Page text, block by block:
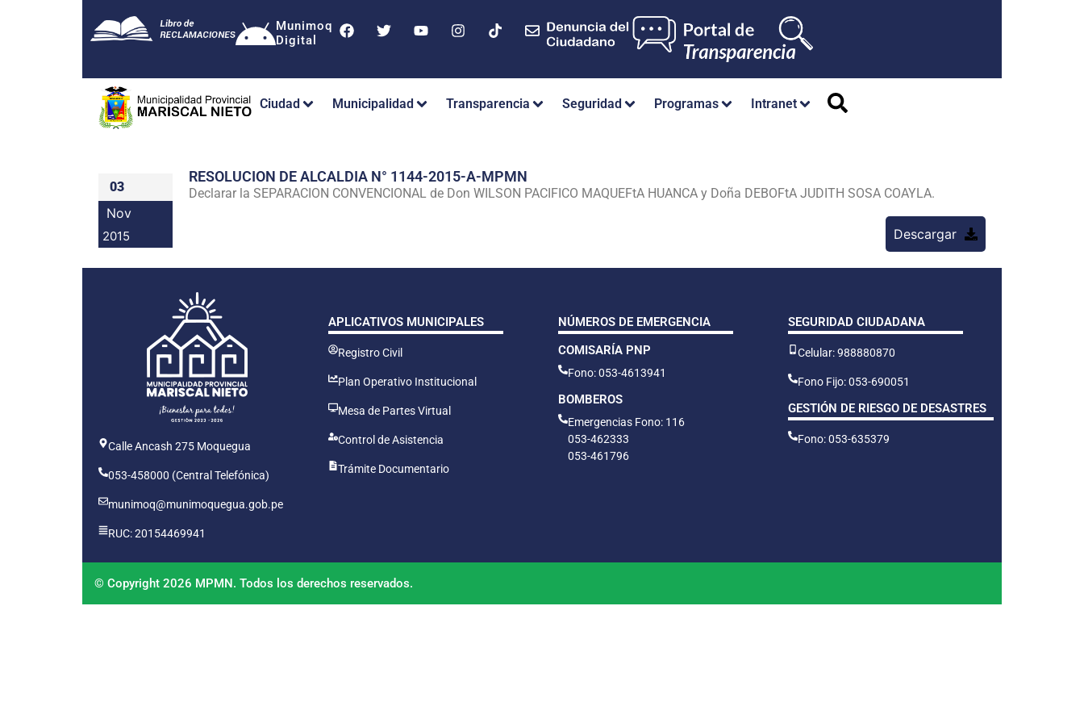
Munimoq
Digital
Ciudad Municipalidad Transparencia Seguridad Programas Intranet
03
Nov
2015
RESOLUCION DE ALCALDIA N° 1144-2015-A-MPMN
Declarar la SEPARACION CONVENCIONAL de Don WILSON PACIFICO MAQUEFtA HUANCA y Doña DEBOFtA JUDITH SOSA COAYLA.
Descargar
Calle Ancash 275 Moquegua
053-458000 (Central Telefónica)
munimoq@munimoquegua.gob.pe
RUC: 20154469941
APLICATIVOS MUNICIPALES
Registro Civil
Plan Operativo Institucional
Mesa de Partes Virtual
Control de Asistencia
Trámite Documentario
NÚMEROS DE EMERGENCIA
COMISARÍA PNP
Fono: 053-4613941
BOMBEROS
Emergencias Fono: 116
053-462333
053-461796
SEGURIDAD CIUDADANA
Celular: 988880870
Fono Fijo: 053-690051
GESTIÓN DE RIESGO DE DESASTRES
Fono: 053-635379
© Copyright 2026 MPMN. Todos los derechos reservados.